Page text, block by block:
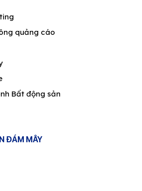
quảng cáo
Bất động sản
ĐÁM MÂY